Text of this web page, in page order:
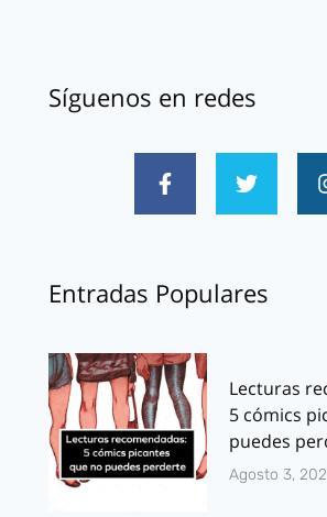
Síguenos en redes
Entradas Populares
Lecturas
5 cómics
puedes
Agosto 3,